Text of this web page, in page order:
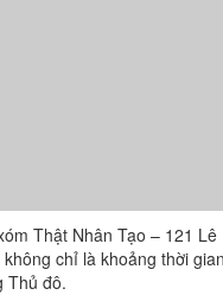
Thật Nhân Tạo – 121 Lê
chỉ là khoảng thời gian
Thủ đô.